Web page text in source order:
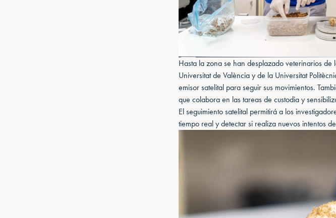
Hasta la zona se han desplazado veterinarios
Universitat de València y de la Universitat
emisor satelital para seguir sus movimientos.
que colabora en las tareas de custodia y
El seguimiento satelital permitirá a los
tiempo real y detectar si realiza nuevos intentos